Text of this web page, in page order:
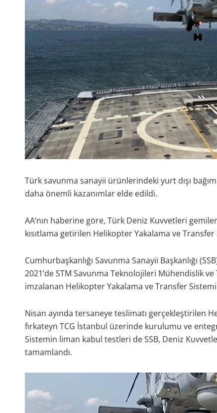
Türk savunma sanayii ürünlerindeki yurt dışı
daha önemli kazanımlar elde edildi.
AA’nın haberine göre, Türk Deniz Kuvvetleri
kısıtlama getirilen Helikopter Yakalama ve
Cumhurbaşkanlığı Savunma Sanayii Başkanlığı
2021’de STM Savunma Teknolojileri Mühendislik
imzalanan Helikopter Yakalama ve Transfer
Nisan ayında tersaneye teslimatı gerçekleştirilen
fırkateyn TCG İstanbul üzerinde kurulumu ve
Sistemin liman kabul testleri de SSB, Deniz
tamamlandı.